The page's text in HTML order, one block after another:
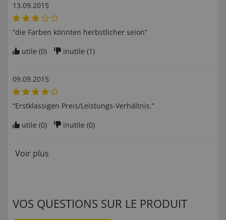
13.09.2015
“die Farben könnten herbstlicher seion”
utile (0) inutile (1)
09.09.2015
“Erstklassigen Preis/Leistungs-Verhältnis.”
utile (0) inutile (0)
Voir plus
VOS QUESTIONS SUR LE PRODUIT